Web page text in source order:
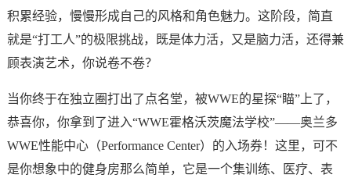
积累经验，慢慢形成自己的风格和角色魅力。这阶段，简直
就是“打工人”的极限挑战，既是体力活，又是脑力活，还得兼
顾表演艺术，你说卷不卷？
当你终于在独立圈打出了点名堂，被WWE的星探“瞄”上了，
恭喜你，你拿到了进入“WWE霍格沃茨魔法学校”——奥兰多
WWE性能中心（Performance Center）的入场券！这里，可不
是你想象中的健身房那么简单，它是一个集训练、医疗、表